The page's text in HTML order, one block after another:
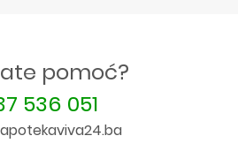
pomoć?
536 051